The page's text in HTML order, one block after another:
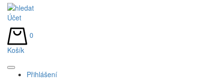
Účet
0
Košík
Přihlášení